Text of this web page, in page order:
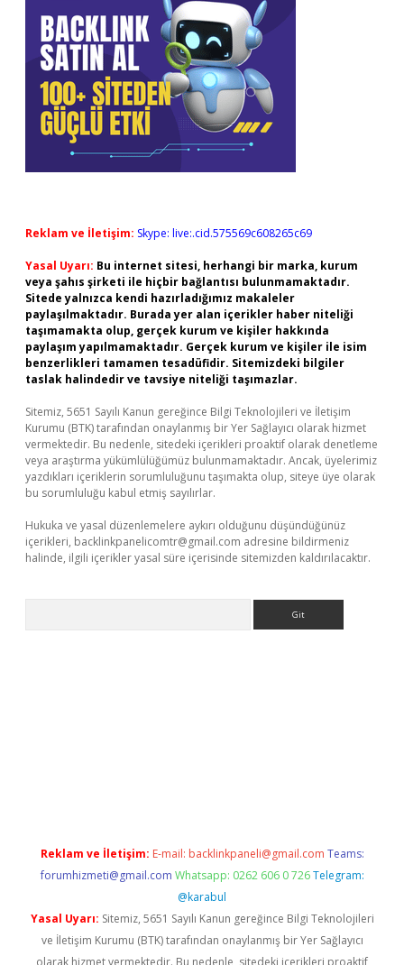
Reklam ve İletişim: Skype: live:.cid.575569c608265c69
Yasal Uyarı: Bu internet sitesi, herhangi bir marka, kurum
veya şahıs şirketi ile hiçbir bağlantısı bulunmamaktadır.
Sitede yalnızca kendi hazırladığımız makaleler
paylaşılmaktadır. Burada yer alan içerikler haber niteliği
taşımamakta olup, gerçek kurum ve kişiler hakkında
paylaşım yapılmamaktadır. Gerçek kurum ve kişiler ile isim
benzerlikleri tamamen tesadüfidir. Sitemizdeki bilgiler
taslak halindedir ve tavsiye niteliği taşımazlar.
Sitemiz, 5651 Sayılı Kanun gereğince Bilgi Teknolojileri ve İletişim
Kurumu (BTK) tarafından onaylanmış bir Yer Sağlayıcı olarak hizmet
vermektedir. Bu nedenle, sitedeki içerikleri proaktif olarak denetleme
veya araştırma yükümlülüğümüz bulunmamaktadır. Ancak, üyelerimiz
yazdıkları içeriklerin sorumluluğunu taşımakta olup, siteye üye olarak
bu sorumluluğu kabul etmiş sayılırlar.
Hukuka ve yasal düzenlemelere aykırı olduğunu düşündüğünüz
içerikleri, backlinkpanelicomtr@gmail.com adresine bildirmeniz
halinde, ilgili içerikler yasal süre içerisinde sitemizden kaldırılacaktır.
Reklam ve İletişim: E-mail: backlinkpaneli@gmail.com Teams:
forumhizmeti@gmail.com Whatsapp: 0262 606 0 726 Telegram:
@karabul
Yasal Uyarı: Sitemiz, 5651 Sayılı Kanun gereğince Bilgi Teknolojileri
ve İletişim Kurumu (BTK) tarafından onaylanmış bir Yer Sağlayıcı
olarak hizmet vermektedir. Bu nedenle, sitedeki içerikleri proaktif